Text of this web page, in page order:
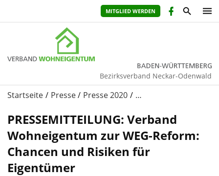
MITGLIED WERDEN
Bezirksverband Neckar-Odenwald
Startseite Presse Presse 2020 …
PRESSEMITTEILUNG: Verband
Wohneigentum zur WEG-Reform:
Chancen und Risiken für
Eigentümer